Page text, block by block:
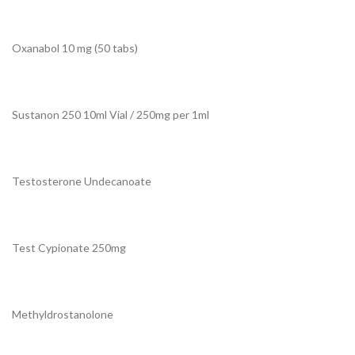
Oxanabol 10 mg (50 tabs)
Sustanon 250 10ml Vial / 250mg per 1ml
Testosterone Undecanoate
Test Cypionate 250mg
Methyldrostanolone